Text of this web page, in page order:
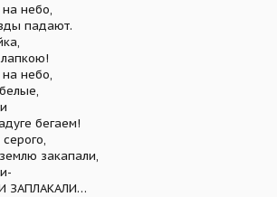
на небо,
падают.
на небо,
бегаем!
закапали,
ЗАПЛАКАЛИ…